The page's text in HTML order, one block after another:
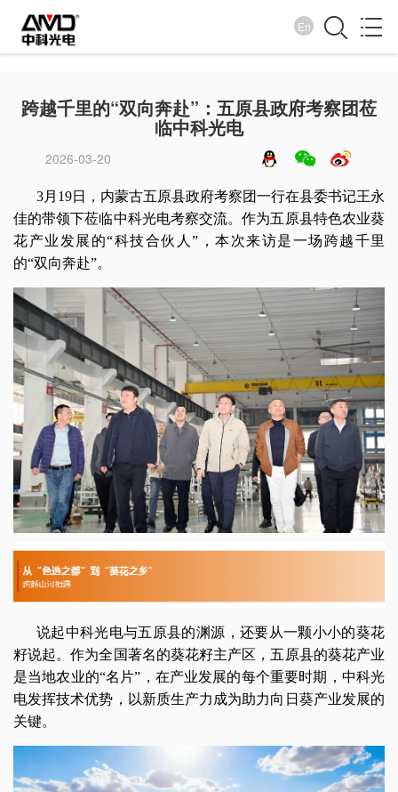
En
企业新闻
诚纳百川 信取天下
跨越千里的“双向奔赴”：五原县政府考察团莅
临中科光电
2026-03-20
3月19日，内蒙古五原县政府考察团一行在县委书记王永
佳的带领下莅临中科光电考察交流。作为五原县特色农业葵
花产业发展的“科技合伙人”，本次来访是一场跨越千里
的“双向奔赴”。
说起中科光电与五原县的渊源，还要从一颗小小的葵花
籽说起。作为全国著名的葵花籽主产区，五原县的葵花产业
是当地农业的“名片”，在产业发展的每个重要时期，中科光
电发挥技术优势，以新质生产力成为助力向日葵产业发展的
关键。